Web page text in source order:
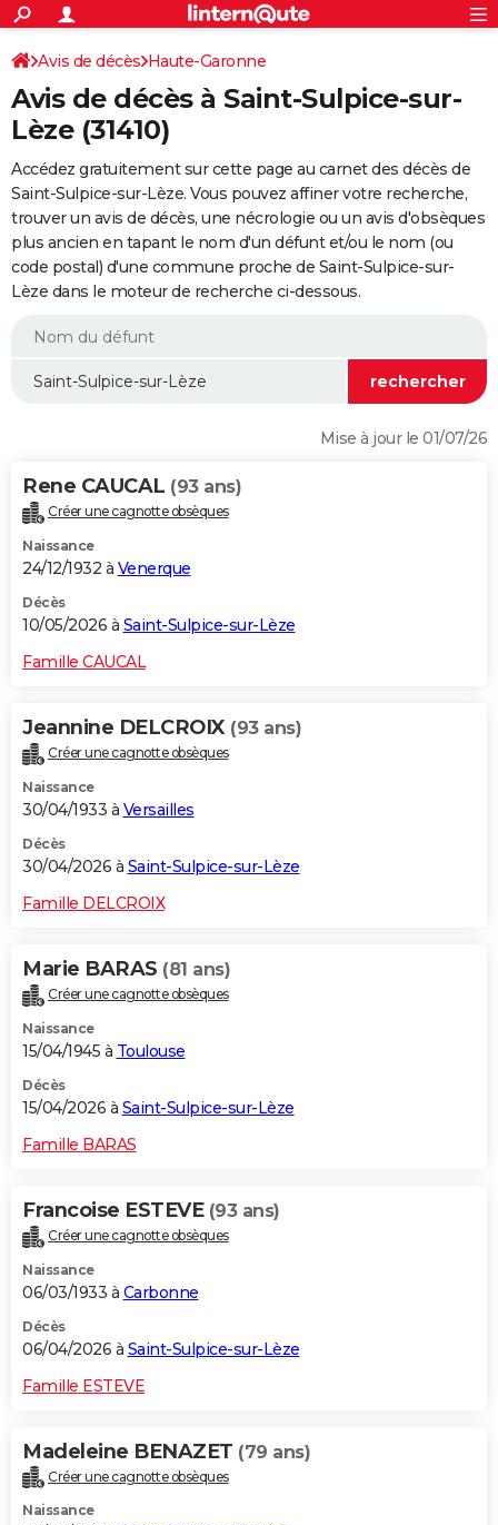
ACTUALITÉS
Politique
Société
Faits Divers
Education
Monde
Villes
+
SPORT
Coupe du monde 2026
Football
Tennis
Cyclisme
Rugby
Forum
CULTURE
FINANCE
Retraite
Impôts
Epargne
Immobilier
Risques naturels par ville
Banque
Assurance
Crédit
Essais
Réserver un essai
Citadines
Berlines
SUV
Forum auto
+
HIGH-TECH
Mobiles
Meilleur smartphone
Internet
Ordinateurs
Jeux vidéo
Guide high-tech
+
BRICOLAGE
Forum
Aménagement intérieur
Extérieur
Cuisine
Salle de bains
Jardinage
Rangement
WEEK-END
Guides de France
Escapades
Patrimoine
Expositions
Musées
Week-end nature
LIFESTYLE
Alimentation
Guide de la santé
Maladies
Médicaments
Sommeil
VOYAGE
Destinations
City break
Voyage nature
Voyage de noces
Forum
Climat
+PHOTO
GUIDES D'ACHAT
BONS PLANS
CARTE DE VOEUX
Dictionnaire
Biographies
Citations
Expressions
Proverbes
PROGRAMME TV
COPAINS D'AVANT
S'inscrire
Se connecter
Lycées
Collèges
Primaires
Universités
Entreprises
Service militaire
Avis de recherche
AVIS DE DÉCÈS
Connexion
Avis de décès Haute-Garonne
Avis de décès à Saint-Sulpice-sur-
Lèze (31410)
Accédez gratuitement sur cette page au carnet des décès de
Saint-Sulpice-sur-Lèze. Vous pouvez affiner votre recherche,
trouver un avis de décès, une nécrologie ou un avis d'obsèques
plus ancien en tapant le nom d'un défunt et/ou le nom (ou
code postal) d'une commune proche de Saint-Sulpice-sur-
Lèze dans le moteur de recherche ci-dessous.
Mise à jour le 01/07/26
Rene CAUCAL (93 ans)
Créer une cagnotte obsèques
Naissance
24/12/1932 à Venerque
Décès
10/05/2026 à Saint-Sulpice-sur-Lèze
Famille CAUCAL
Jeannine DELCROIX (93 ans)
Créer une cagnotte obsèques
Naissance
30/04/1933 à Versailles
Décès
30/04/2026 à Saint-Sulpice-sur-Lèze
Famille DELCROIX
Marie BARAS (81 ans)
Créer une cagnotte obsèques
Naissance
15/04/1945 à Toulouse
Décès
15/04/2026 à Saint-Sulpice-sur-Lèze
Famille BARAS
Francoise ESTEVE (93 ans)
Créer une cagnotte obsèques
Naissance
06/03/1933 à Carbonne
Décès
06/04/2026 à Saint-Sulpice-sur-Lèze
Famille ESTEVE
Madeleine BENAZET (79 ans)
Créer une cagnotte obsèques
Naissance